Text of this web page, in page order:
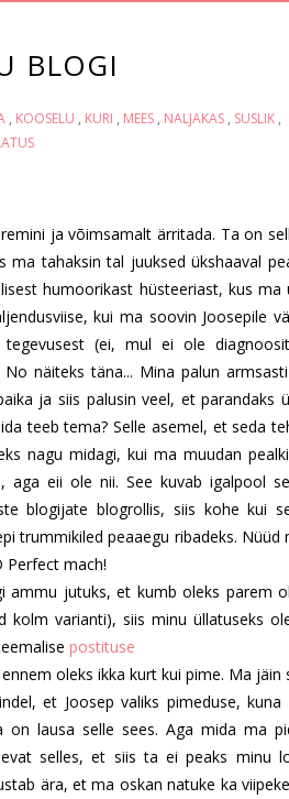
BLOGI
, KOOSELU , KURI , MEES, NALJAKAS, SUSLIK,
ja võimsamalt ärritada. Ta on
ma tahaksin tal juuksed ükshaaval
humoorikast hüsteeriast, kus ma
kui ma soovin Joosepile
(ei, mul ei ole
näiteks täna... Mina palun
ja siis palusin veel, et parandaks
teeb tema? Selle asemel, et seda
nagu midagi, kui ma muudan
aga eii ole nii. See kuvab igalpool
blogijate blogrollis, siis kohe kui
trummikiled peaaegu ribadeks. Nüüd
Perfect mach!
ammu jutuks, et kumb oleks parem
varianti), siis minu üllatuseks
postituse
oleks ikka kurt kui pime. Ma jäin
et Joosep valiks pimeduse, kuna
lausa selle sees. Aga mida ma
selles, et siis ta ei peaks minu
ära, et ma oskan natuke ka